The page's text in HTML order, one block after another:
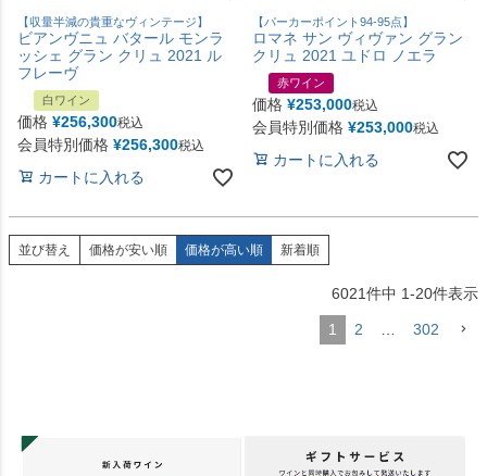
【収量半減の貴重なヴィンテージ】
ビアンヴニュ バタール モンラ
ッシェ グラン クリュ 2021 ル
フレーヴ
白ワイン
価格 ¥256,300税込
会員特別価格 ¥256,300税込
カートに入れる
【パーカーポイント94-95点】
ロマネ サン ヴィヴァン グラン
クリュ 2021 ユドロ ノエラ
赤ワイン
価格 ¥253,000税込
会員特別価格 ¥253,000税込
カートに入れる
並び替え 価格が安い順 価格が高い順 新着順
6021件中 1-20件表示
1 2 302